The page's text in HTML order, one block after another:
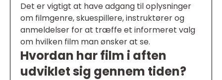
Det er vigtigt at have adgang til oplysninger
om filmgenre, skuespillere, instruktører og
anmeldelser for at træffe et informeret valg
om hvilken film man ønsker at se.
Hvordan har film i aften
udviklet sig gennem tiden?